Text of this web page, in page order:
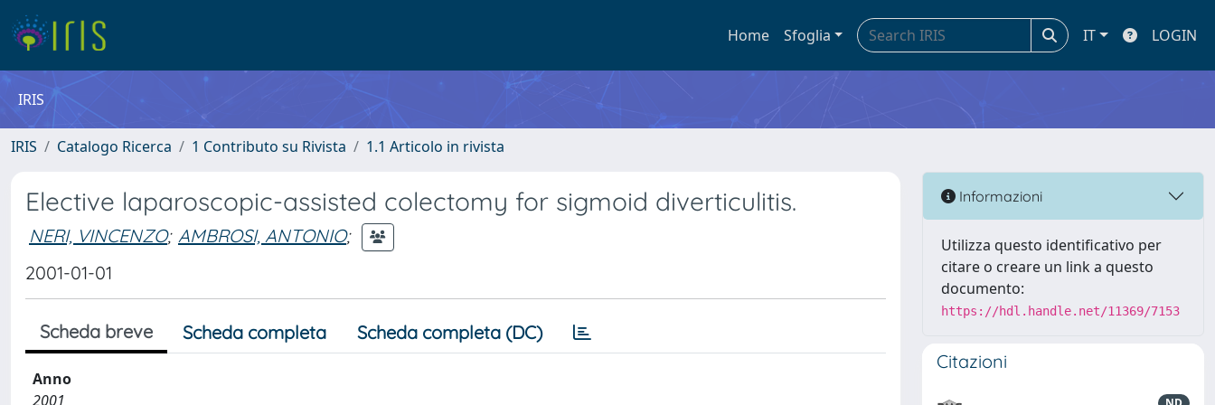
Home Sfoglia IT LOGIN
IRIS
IRIS Catalogo Ricerca 1 Contributo su Rivista 1.1 Articolo in rivista
Elective laparoscopic-assisted colectomy for sigmoid diverticulitis.
NERI, VINCENZO; AMBROSI, ANTONIO;
2001-01-01
Scheda breve Scheda completa Scheda completa (DC)
Anno
2001
Informazioni
Utilizza questo identificativo per
citare o creare un link a questo
documento:
https://hdl.handle.net/11369/7153
Citazioni